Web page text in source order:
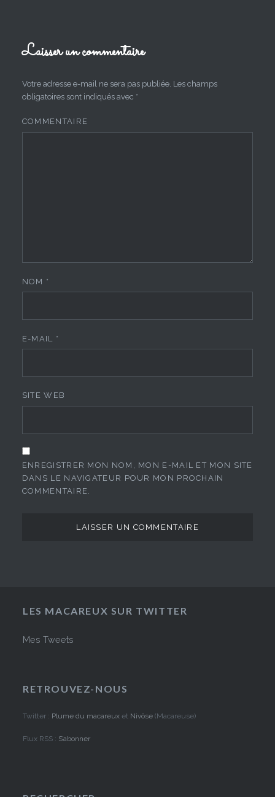
Laisser un commentaire
Votre adresse e-mail ne sera pas publiée. Les champs
obligatoires sont indiqués avec *
COMMENTAIRE
NOM *
E-MAIL *
SITE WEB
ENREGISTRER MON NOM, MON E-MAIL ET MON SITE
DANS LE NAVIGATEUR POUR MON PROCHAIN
COMMENTAIRE.
LES MACAREUX SUR TWITTER
Mes Tweets
RETROUVEZ-NOUS
Twitter : Plume du macareux et Nivôse(Macareuse)
Flux RSS : S’abonner